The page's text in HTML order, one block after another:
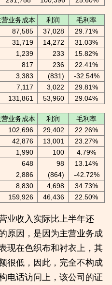
营业务成本 利润 毛利率
87,585 37,028
29.71%
31,719 14,272
31.03%
1,239 233
15.82%
817 236
22.41%
3,383 (831)
-32.54%
7,117 3,022
29.81%
131,861 53,960 29.04%
营业务成本 利润 毛利率
102,696 29,402
22.26%
42,876 13,001
23.27%
1,990 100
4.79%
648 98
13.14%
2,886 (864)
-42.72%
8,830 4,698
34.73%
159,926 46,436 22.50%
业收入实际比上半年还
原因，是因为主营业务成
现在色织布和衬衣上，其
很低，因此，完全不构成
电话访问上，该公司的证